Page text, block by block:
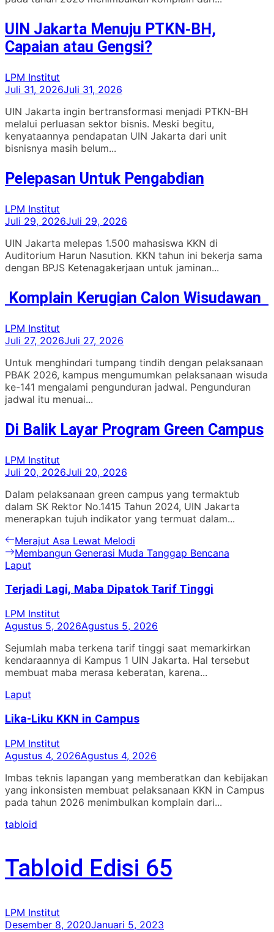
UIN Jakarta Menuju PTKN-BH,
Capaian atau Gengsi?
LPM Institut
Juli 31, 2026Juli 31, 2026
UIN Jakarta ingin bertransformasi menjadi PTKN-BH
melalui perluasan sektor bisnis. Meski begitu,
kenyataannya pendapatan UIN Jakarta dari unit
bisnisnya masih belum...
Pelepasan Untuk Pengabdian
LPM Institut
Juli 29, 2026Juli 29, 2026
UIN Jakarta melepas 1.500 mahasiswa KKN di
Auditorium Harun Nasution. KKN tahun ini bekerja sama
dengan BPJS Ketenagakerjaan untuk jaminan...
Komplain Kerugian Calon Wisudawan
LPM Institut
Juli 27, 2026Juli 27, 2026
Untuk menghindari tumpang tindih dengan pelaksanaan
PBAK 2026, kampus mengumumkan pelaksanaan wisuda
ke-141 mengalami pengunduran jadwal. Pengunduran
jadwal itu menuai...
Di Balik Layar Program Green Campus
LPM Institut
Juli 20, 2026Juli 20, 2026
Dalam pelaksanaan green campus yang termaktub
dalam SK Rektor No.1415 Tahun 2024, UIN Jakarta
menerapkan tujuh indikator yang termuat dalam...
Navigasi
pos
Previous
post:
Merajut Asa Lewat Melodi
Next
post:
Membangun Generasi Muda Tanggap Bencana
Laput
Terjadi Lagi, Maba Dipatok Tarif Tinggi
LPM Institut
Agustus 5, 2026Agustus 5, 2026
Sejumlah maba terkena tarif tinggi saat memarkirkan
kendaraannya di Kampus 1 UIN Jakarta. Hal tersebut
membuat maba merasa keberatan, karena...
Laput
Lika-Liku KKN in Campus
LPM Institut
Agustus 4, 2026Agustus 4, 2026
Imbas teknis lapangan yang memberatkan dan kebijakan
yang inkonsisten membuat pelaksanaan KKN in Campus
pada tahun 2026 menimbulkan komplain dari...
tabloid
Tabloid Edisi 65
LPM Institut
Desember 8, 2020Januari 5, 2023